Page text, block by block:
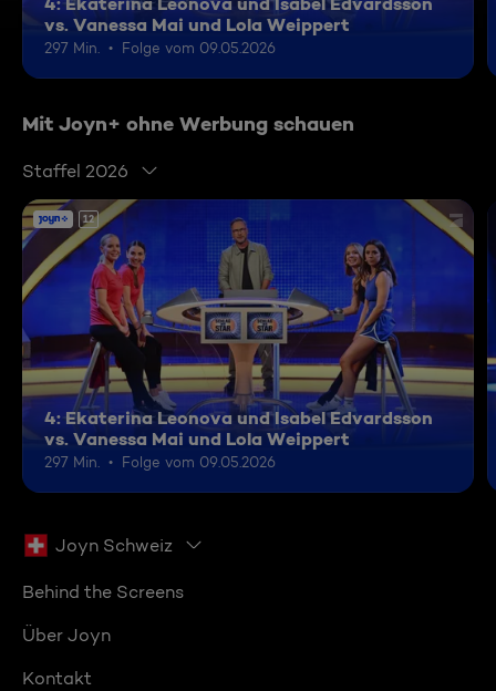
vs. Vanessa Mai und Lola Weippert
297 Min. Folge vom 09.05.2026
Mit Joyn+ ohne Werbung schauen
Staffel 2026
12
4: Ekaterina Leonova und Isabel Edvardsson
vs. Vanessa Mai und Lola Weippert
297 Min. Folge vom 09.05.2026
Joyn Schweiz
Behind the Screens
Über Joyn
Kontakt